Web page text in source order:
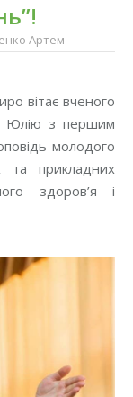
Артем
вiтає вченого
Юлію з першим
молодого
прикладних
здоров’я i